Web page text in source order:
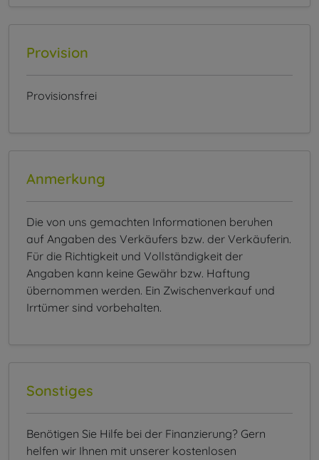
Provision
Provisionsfrei
Anmerkung
Die von uns gemachten Informationen beruhen
auf Angaben des Verkäufers bzw. der Verkäuferin.
Für die Richtigkeit und Vollständigkeit der
Angaben kann keine Gewähr bzw. Haftung
übernommen werden. Ein Zwischenverkauf und
Irrtümer sind vorbehalten.
Sonstiges
Benötigen Sie Hilfe bei der Finanzierung? Gern
helfen wir Ihnen mit unserer kostenlosen